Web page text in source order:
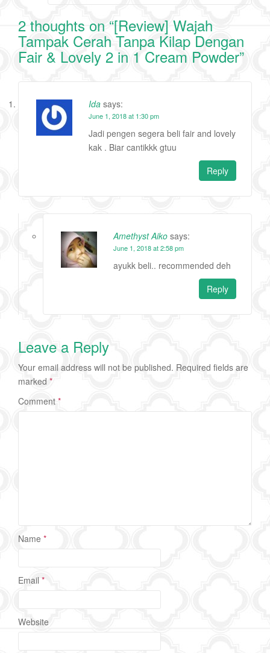
2 thoughts on “[Review] Wajah
Tampak Cerah Tanpa Kilap Dengan
Fair & Lovely 2 in 1 Cream Powder”
Ida says:
June 1, 2018 at 1:30 pm
Jadi pengen segera beli fair and lovely
kak . Biar cantikkk gtuu
Reply
Amethyst Aiko says:
June 1, 2018 at 2:58 pm
ayukk beli.. recommended deh
Reply
Leave a Reply
Your email address will not be published. Required fields are
marked *
Comment *
Name *
Email *
Website